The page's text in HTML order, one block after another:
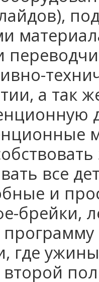
а так
все
и
брейки,
где
второй